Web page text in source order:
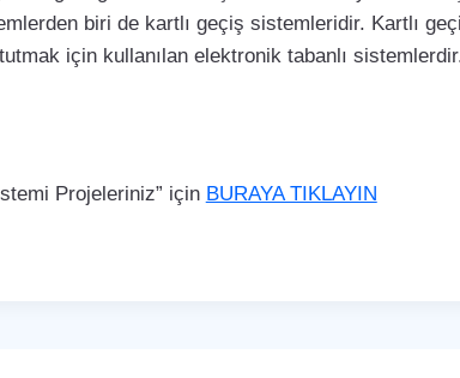
biri de kartlı geçiş sistemleridir. Kartlı
için kullanılan elektronik tabanlı
Projeleriniz” için BURAYA TIKLAYIN